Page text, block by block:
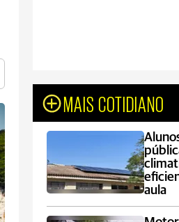
MAIS COTIDIANO
aula